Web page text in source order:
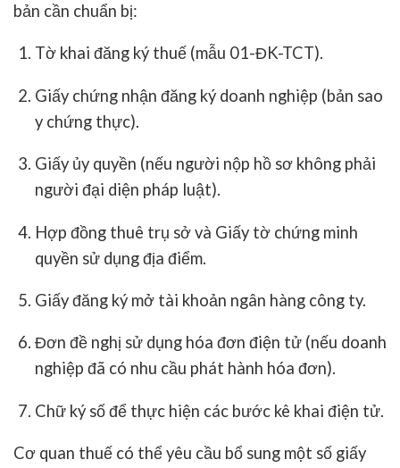
bản cần chuẩn bị:
Tờ khai đăng ký thuế (mẫu 01-ĐK-TCT).
Giấy chứng nhận đăng ký doanh nghiệp (bản sao
y chứng thực).
Giấy ủy quyền (nếu người nộp hồ sơ không phải
người đại diện pháp luật).
Hợp đồng thuê trụ sở và Giấy tờ chứng minh
quyền sử dụng địa điểm.
Giấy đăng ký mở tài khoản ngân hàng công ty.
Đơn đề nghị sử dụng hóa đơn điện tử (nếu doanh
nghiệp đã có nhu cầu phát hành hóa đơn).
Chữ ký số để thực hiện các bước kê khai điện tử.
Cơ quan thuế có thể yêu cầu bổ sung một số giấy